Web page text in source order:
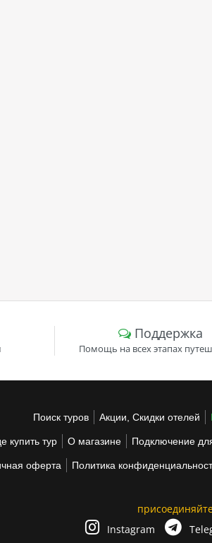
Поддержка
Помощь на всех этапах
Поиск туров Акции, Скидки отелей
купить тур О магазине Подключение
оферта Политика
Instagram